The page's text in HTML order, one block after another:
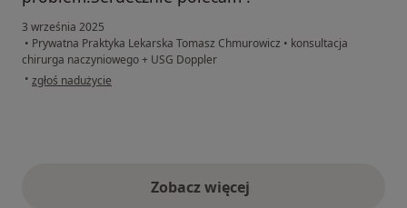
3 września 2025
• Prywatna Praktyka Lekarska Tomasz Chmurowicz • konsultacja
chirurga naczyniowego + USG Doppler
• w opinii użytkownika Grażyna
zgłoś nadużycie
Zobacz więcejopinie powyżej